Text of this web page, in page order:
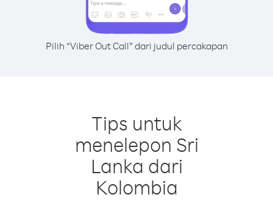
Pilih “Viber Out Call” dari judul percakapan
Tips untuk
menelepon Sri
Lanka dari
Kolombia